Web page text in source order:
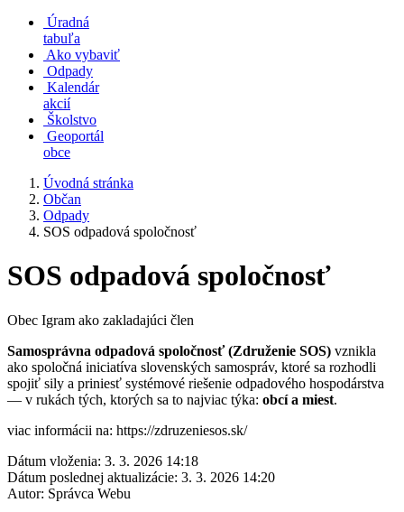
Úradná
tabuľa
Ako vybaviť
Odpady
Kalendár
akcií
Školstvo
Geoportál
obce
Úvodná stránka
Občan
Odpady
SOS odpadová spoločnosť
SOS odpadová spoločnosť
Obec Igram ako zakladajúci člen
Samosprávna odpadová spoločnosť (Združenie SOS) vznikla
ako spoločná iniciatíva slovenských samospráv, ktoré sa rozhodli
spojiť sily a priniesť systémové riešenie odpadového hospodárstva
— v rukách tých, ktorých sa to najviac týka: obcí a miest.
viac informácii na: https://zdruzeniesos.sk/
Dátum vloženia: 3. 3. 2026 14:18
Dátum poslednej aktualizácie: 3. 3. 2026 14:20
Autor: Správca Webu